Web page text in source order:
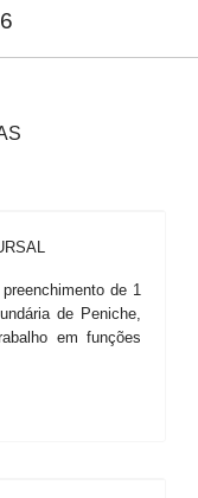
de 1
de Peniche,
em funções